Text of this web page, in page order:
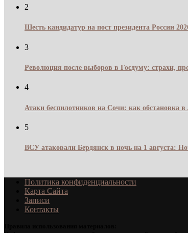
2
Шесть кандидатур на пост президента России
3
Революция после выборов в Госдуму: страхи,
4
Атаки беспилотников на Сочи: как обстановка в
5
ВСУ атаковали Бердянск в ночь на 1 августа:
Политика конфиденциальности
Карта Сайта
Записи
Контакты